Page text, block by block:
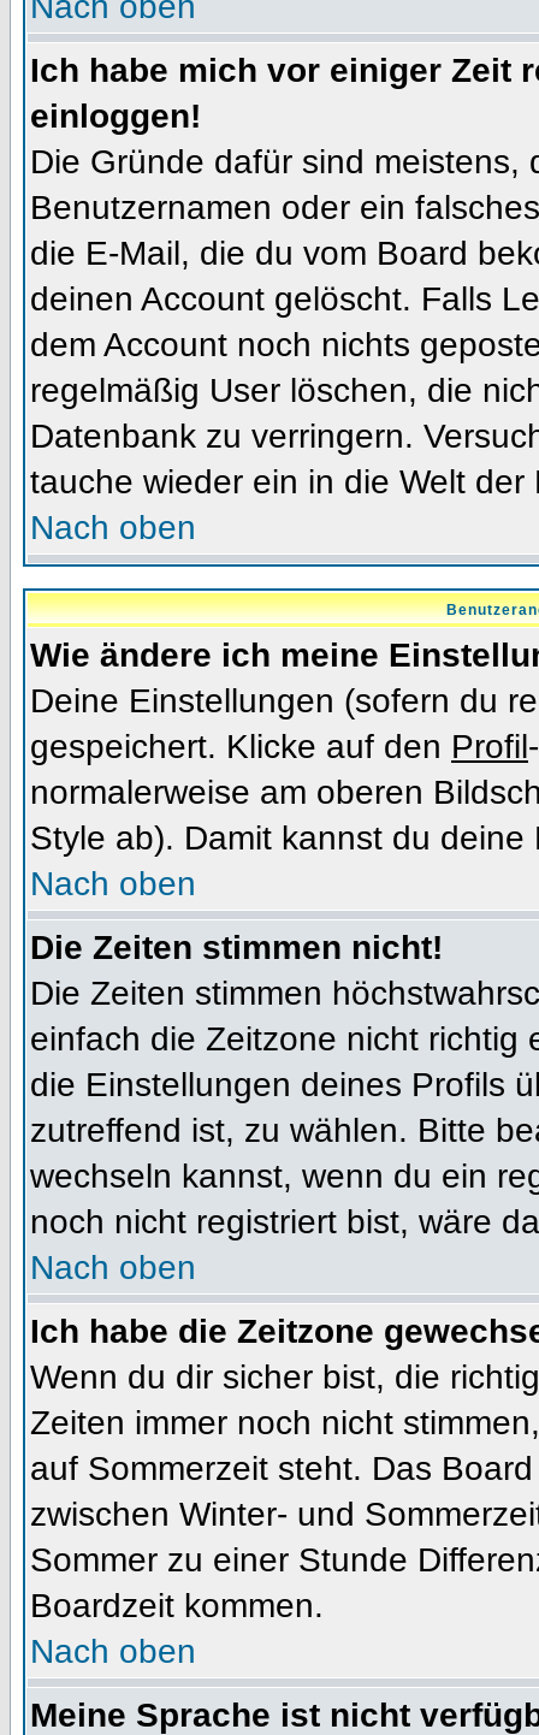
Ich habe mich vor einiger Zeit
einloggen!
Die Gründe dafür sind
Benutzernamen oder ein
die E-Mail, die du vom Board
deinen Account gelöscht. Falls
dem Account noch nichts
regelmäßig User löschen, die
Datenbank zu verringern.
tauche wieder ein in die Welt der
Nach oben
Wie ändere ich meine
Deine Einstellungen (sofern du
gespeichert. Klicke auf den Profil
normalerweise am oberen
Style ab). Damit kannst du
Nach oben
Die Zeiten stimmen nicht!
Die Zeiten stimmen
einfach die Zeitzone nicht richtig
die Einstellungen deines Profils
zutreffend ist, zu wählen. Bitte
wechseln kannst, wenn du ein
noch nicht registriert bist, wäre
Nach oben
Ich habe die Zeitzone
Wenn du dir sicher bist, die
Zeiten immer noch nicht
auf Sommerzeit steht. Das
zwischen Winter- und
Sommer zu einer Stunde
Boardzeit kommen.
Nach oben
Meine Sprache ist nicht